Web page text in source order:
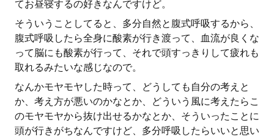
てお昼寝するの好きなんですけど。
そういうことしてると、多分自然と腹式呼吸するから、
腹式呼吸したら全身に酸素が行き渡って、血流が良くな
って脳にも酸素が行って、それで頭すっきりして疲れも
取れるみたいな感じなので。
なんかモヤモヤした時って、どうしても自分の考えと
か、考え方が悪いのかなとか、どういう風に考えたらこ
のモヤモヤから抜け出せるかなとか、そういったことに
頭が行きがちなんですけど、多分呼吸したらいいと思い